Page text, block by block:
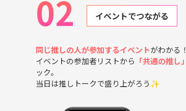
02 イベントでつながる
同じ推しの人が参加するイベントがわかる！
イベントの参加者リストから 「共通の推し」
ック。
当日は推しトークで盛り上がろう✨